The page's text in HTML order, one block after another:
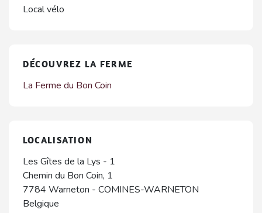
Local vélo
DÉCOUVREZ LA FERME
La Ferme du Bon Coin
LOCALISATION
Les Gîtes de la Lys - 1
Chemin du Bon Coin, 1
7784 Warneton - COMINES-WARNETON
Belgique